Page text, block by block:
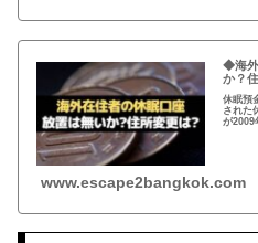
◆海外
か？
休眠預
された
が2009
www.escape2bangkok.com